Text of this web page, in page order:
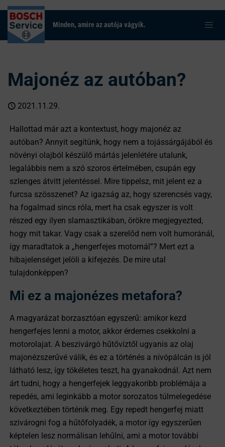
Minden, amire az autója vágyik.
Majonéz az autóban?
2021.11.29.
Hallottad már azt a kontextust, hogy majonéz az
autóban? Annyit segítünk, hogy nem a tojássárgájából és
növényi olajból készülő mártás jelenlétére utalunk,
legalábbis nem a szó szoros értelmében, csupán egy
szlenges átvitt jelentéssel. Mire tippelsz, mit jelent ez a
furcsa szösszenet? Az igazság az, hogy szerencsés vagy,
ha fogalmad sincs róla, mert ha csak egyszer is volt
részed egy ilyen slamasztikában, örökre megjegyezted,
hogy mit takar. Vagy csak a szerelőd nem volt humoránál,
így maradtatok a „hengerfejes motornál”? Mert ezt a
hibajelenséget jelöli a kifejezés. De mire utal
tulajdonképpen?
Mi ez a majonézes metafora?
A magyarázat borzasztóan egyszerű: amikor kezd
hengerfejes lenni a motor, akkor érdemes csekkolni a
motorolajat. A beszivárgó hűtővíztől ugyanis az olaj
majonézszerűvé válik, és ez a történés a nívópálcán is jól
látható lesz, így tökéletes teszt, ha gyanakodnál. Azt nem
árt tudni, hogy a hengerfejek leggyakoribb problémája a
repedés, ami leginkább a motor sorozatos túlmelegedése
következtében történik meg. Egy repedt hengerfej miatt
szivárogni fog a hűtőfolyadék, a motor így egyszerűen
képtelen lesz normálisan lehűlni, ami a motor további